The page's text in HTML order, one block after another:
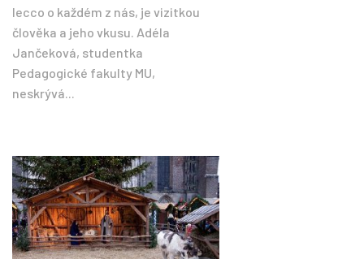
lecco o každém z nás, je vizitkou
člověka a jeho vkusu. Adéla
Jančeková, studentka
Pedagogické fakulty MU,
neskrývá...